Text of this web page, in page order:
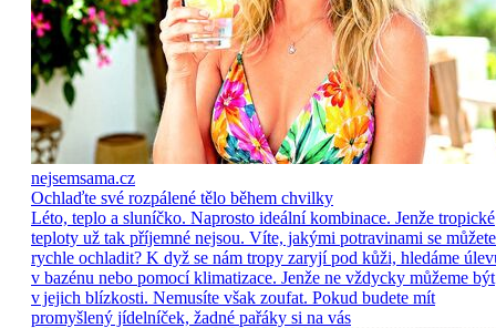
nejsemsama.cz
Ochlaďte své rozpálené tělo během chvilky
Léto, teplo a sluníčko. Naprosto ideální kombinace. Jenže tropické
teploty už tak příjemné nejsou. Víte, jakými potravinami se můžete
rychle ochladit? K dyž se nám tropy zaryjí pod kůži, hledáme
v bazénu nebo pomocí klimatizace. Jenže ne vždycky můžeme být
v jejich blízkosti. Nemusíte však zoufat. Pokud budete mít
promyšlený jídelníček, žadné pařáky si na vás